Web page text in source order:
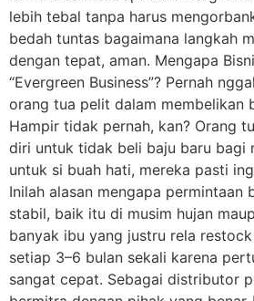
lebih tebal tanpa harus
bedah tuntas bagaimana langkah
dengan tepat, aman. Mengapa
“Evergreen Business”? Pernah
orang tua pelit dalam membelikan
Hampir tidak pernah, kan? Orang
diri untuk tidak beli baju baru bagi
untuk si buah hati, mereka pasti
Inilah alasan mengapa permintaan
stabil, baik itu di musim hujan
banyak ibu yang justru rela
setiap 3–6 bulan sekali karena
sangat cepat. Sebagai distributor